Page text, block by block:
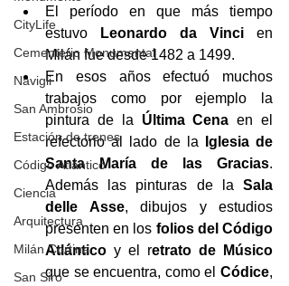
CityLife
Cementerio Monumental
Navigli
San Ambrosio
Estación de trenes
Código Atlántico
Ciencia
Arquitectura
Milán Cortina
San Siro
El período en que más tiempo
estuvo
Leonardo da Vinci en
Milán fue desde 1482 a 1499.
En esos años efectuó muchos
trabajos como por ejemplo la
pintura de la Última Cena en el
refectorio al lado de la
Iglesia de
Santa María de las Gracias.
Además las pinturas de la Sala
delle Asse, dibujos y estudios
presenten en los folios del Código
Atlántico y el retrato de Músico
que se encuentra, como el Códice,